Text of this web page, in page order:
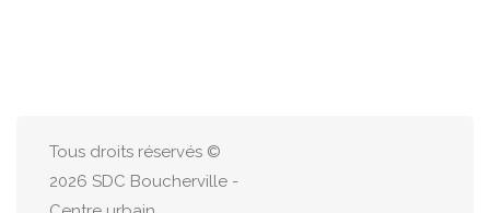
Tous droits réservés ©
2026 SDC Boucherville -